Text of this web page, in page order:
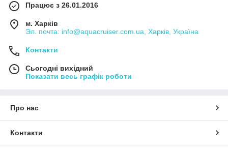
Працює з 26.01.2016
м. Харків
Эл. почта: info@aquacruiser.com.ua, Харків, Україна
Контакти
Сьогодні вихідний
Показати весь графік роботи
Про нас
Контакти